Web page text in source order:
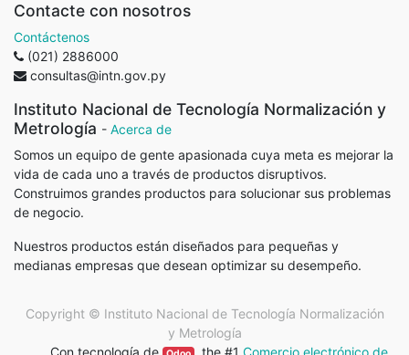
Contacte con nosotros
Contáctenos
(021) 2886000
consultas@intn.gov.py
Instituto Nacional de Tecnología Normalización y
Metrología - Acerca de
Somos un equipo de gente apasionada cuya meta es mejorar la
vida de cada uno a través de productos disruptivos.
Construimos grandes productos para solucionar sus problemas
de negocio.
Nuestros productos están diseñados para pequeñas y
medianas empresas que desean optimizar su desempeño.
Copyright © Instituto Nacional de Tecnología Normalización
y Metrología
Con tecnología de
, the #1 Comercio electrónico de